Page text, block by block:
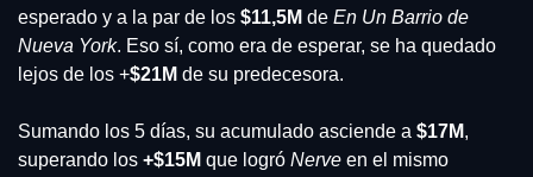
esperado y a la par de los $11,5M de En Un Barrio de
Nueva York. Eso sí, como era de esperar, se ha quedado
lejos de los +$21M de su predecesora.
Sumando los 5 días, su acumulado asciende a $17M,
superando los +$15M que logró Nerve en el mismo